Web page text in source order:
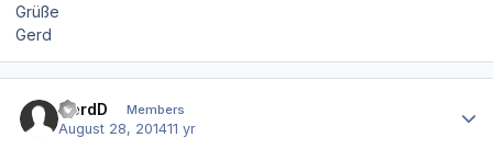
Grüße
Gerd
GerdD Members
August 28, 201411 yr